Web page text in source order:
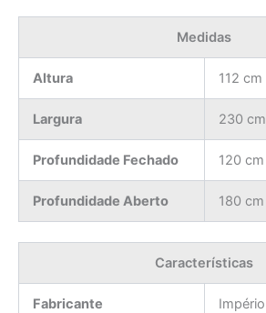
Medidas
Altura 112 cm
Largura 230 cm
Profundidade Fechado 120 cm
Profundidade Aberto 180 cm
Características
Fabricante Império